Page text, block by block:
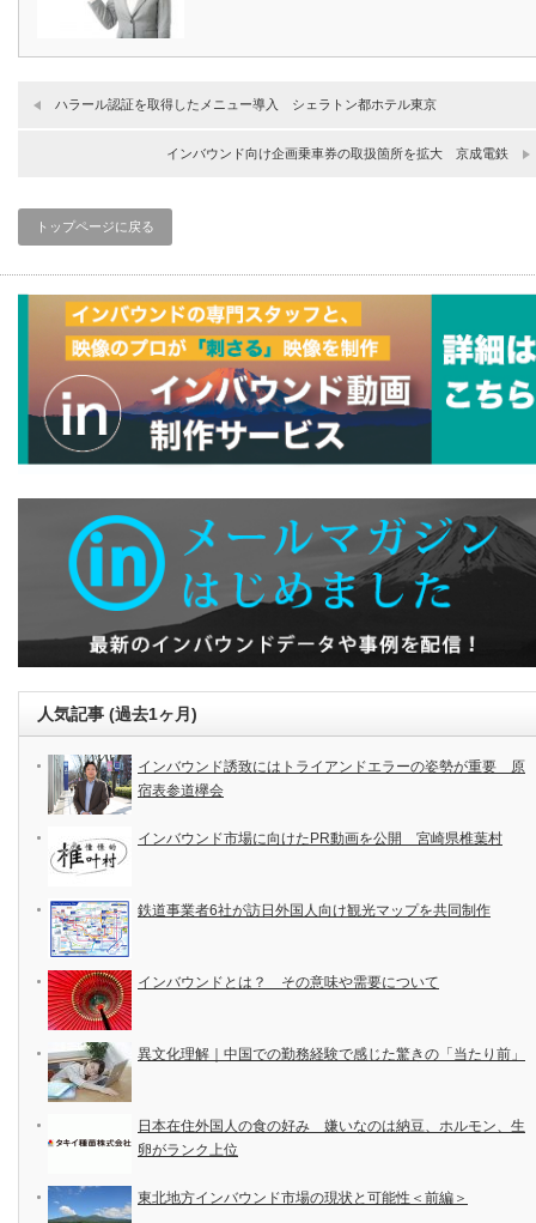
ハラール認証を取得したメニュー導入 シェラトン都ホテル東京
インバウンド向け企画乗車券の取扱箇所を拡大 京成電鉄
トップページに戻る
人気記事 (過去1ヶ月)
インバウンド誘致にはトライアンドエラーの姿勢が重要 原
宿表参道欅会
インバウンド市場に向けたPR動画を公開 宮崎県椎葉村
鉄道事業者6社が訪日外国人向け観光マップを共同制作
インバウンドとは？ その意味や需要について
異文化理解｜中国での勤務経験で感じた驚きの「当たり前」
日本在住外国人の食の好み 嫌いなのは納豆、ホルモン、生
卵がランク上位
東北地方インバウンド市場の現状と可能性＜前編＞